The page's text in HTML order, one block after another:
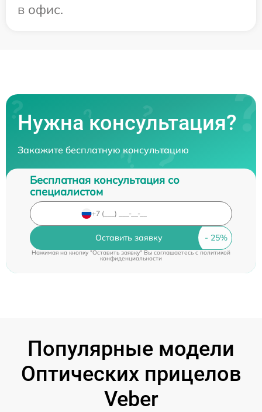
в офис.
Нужна консультация?
Закажите бесплатную консультацию
Бесплатная консультация со
специалистом
Оставить заявку
Нажимая на кнопку "Оставить заявку" Вы соглашаетесь cполитикой
конфиденциальности
Популярные модели
Оптических прицелов
Veber